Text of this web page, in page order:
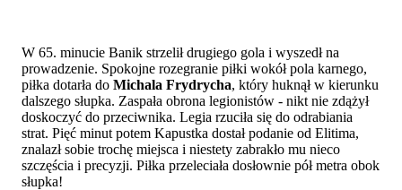
W 65. minucie Banik strzelił drugiego gola i wyszedł na
prowadzenie. Spokojne rozegranie piłki wokół pola karnego,
piłka dotarła do Michala Frydrycha, który huknął w kierunku
dalszego słupka. Zaspała obrona legionistów - nikt nie zdążył
doskoczyć do przeciwnika. Legia rzuciła się do odrabiania
strat. Pięć minut potem Kapustka dostał podanie od Elitima,
znalazł sobie trochę miejsca i niestety zabrakło mu nieco
szczęścia i precyzji. Piłka przeleciała dosłownie pół metra obok
słupka!